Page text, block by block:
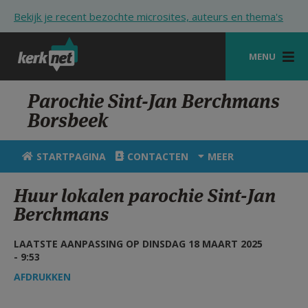
Bekijk je recent bezochte microsites, auteurs en thema's
MENU
STARTPAGINA
KERK
VIERINGEN
ZOEKEN
HULP
Parochie Sint-Jan Berchmans
Borsbeek
STARTPAGINA CONTACTEN MEER
Huur lokalen parochie Sint-Jan
Berchmans
LAATSTE AANPASSING OP DINSDAG 18 MAART 2025
- 9:53
AFDRUKKEN